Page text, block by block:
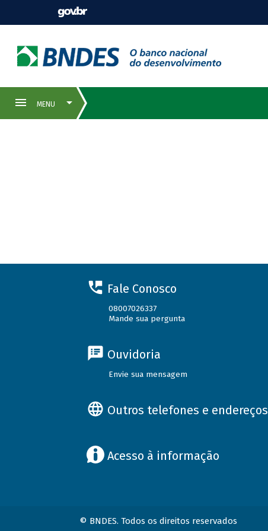
Fale Conosco
08007026337
Mande sua pergunta
Ouvidoria
Envie sua mensagem
Outros telefones e endereços
Acesso à informação
© BNDES. Todos os direitos reservados